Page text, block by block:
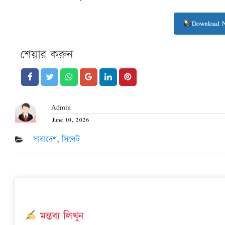
Download
শেয়ার করুন
Admin
Posted
on
June 10, 2026
সারাদেশ,সিলেট
মন্তব্য লিখুন